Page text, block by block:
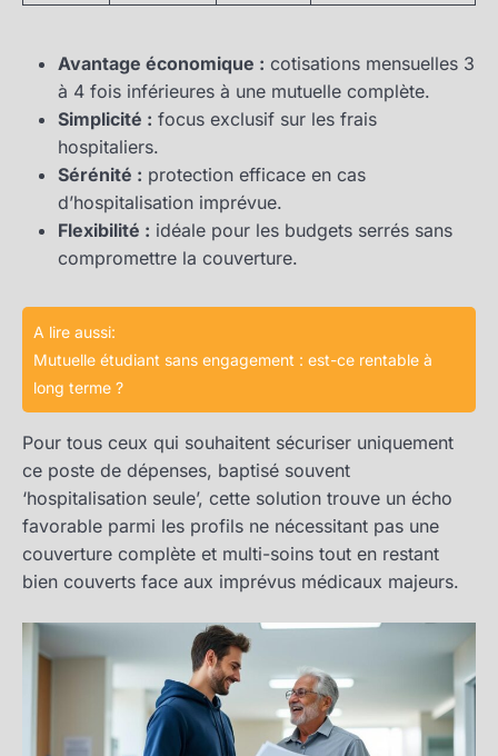
Avantage économique : cotisations mensuelles 3
à 4 fois inférieures à une mutuelle complète.
Simplicité : focus exclusif sur les frais
hospitaliers.
Sérénité : protection efficace en cas
d’hospitalisation imprévue.
Flexibilité : idéale pour les budgets serrés sans
compromettre la couverture.
A lire aussi:
Mutuelle étudiant sans engagement : est-ce rentable à
long terme ?
Pour tous ceux qui souhaitent sécuriser uniquement
ce poste de dépenses, baptisé souvent
‘hospitalisation seule’, cette solution trouve un écho
favorable parmi les profils ne nécessitant pas une
couverture complète et multi-soins tout en restant
bien couverts face aux imprévus médicaux majeurs.